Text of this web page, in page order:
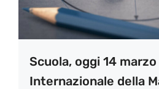
Scuola, oggi 14
Internazionale della